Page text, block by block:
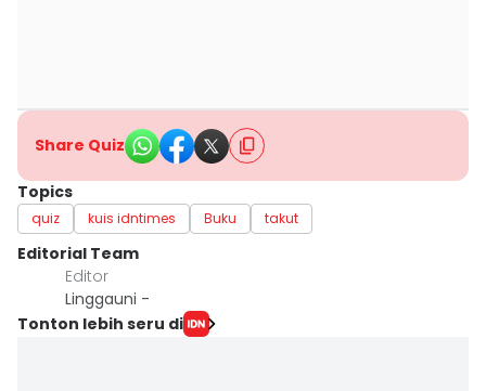
Share Quiz
Topics
quiz kuis idntimes Buku takut
Editorial Team
Editor
Linggauni -
Tonton lebih seru di